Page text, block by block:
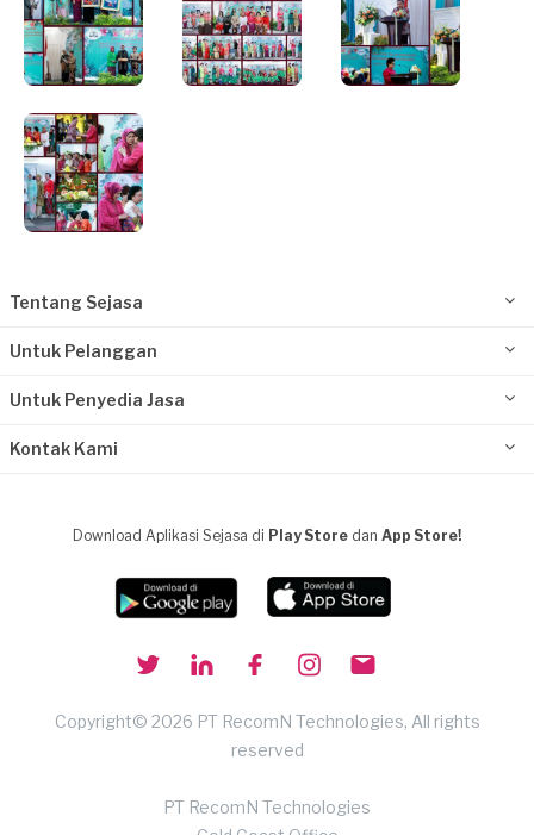
Tentang Sejasa
Untuk Pelanggan
Untuk Penyedia Jasa
Kontak Kami
Download Aplikasi Sejasa di Play Store dan App Store!
Copyright© 2026 PT RecomN Technologies, All rights
reserved
PT RecomN Technologies